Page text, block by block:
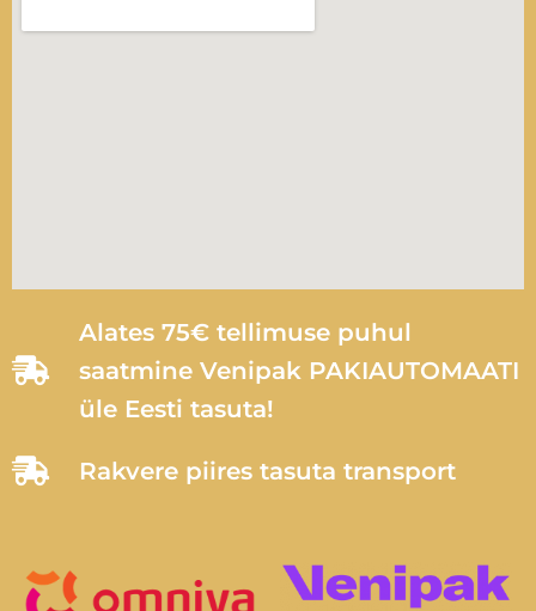
Alates 75€ tellimuse puhul
saatmine Venipak PAKIAUTOMAATI
üle Eesti tasuta!
Rakvere piires tasuta transport